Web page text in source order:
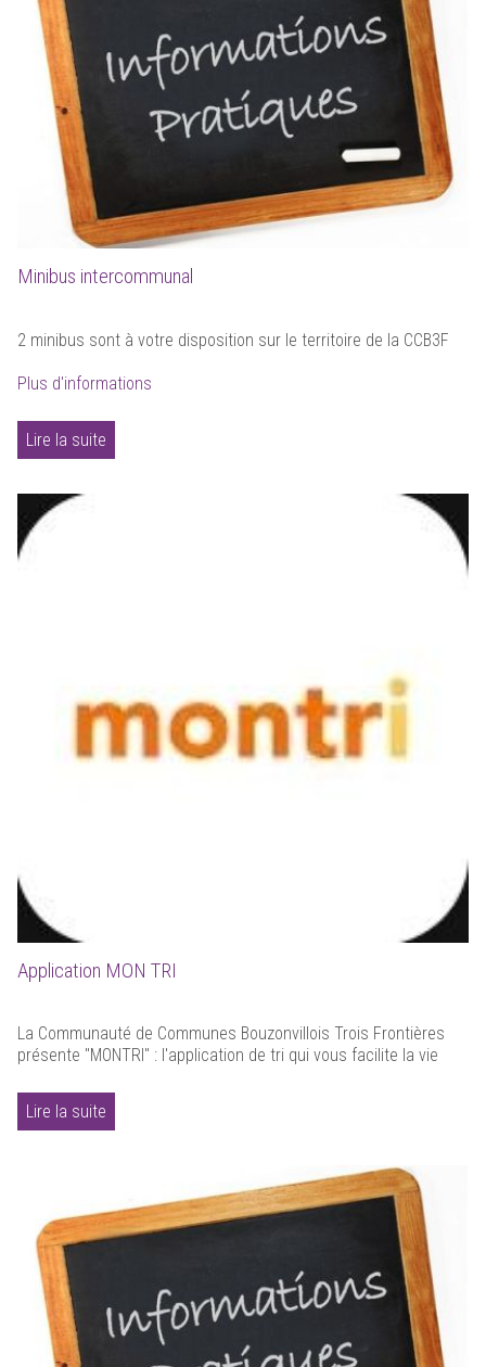
Minibus intercommunal
2 minibus sont à votre disposition sur le territoire de la CCB3F
Plus d'informations
Lire la suite
Application MON TRI
La Communauté de Communes Bouzonvillois Trois Frontières
présente "MONTRI" : l'application de tri qui vous facilite la vie
Lire la suite